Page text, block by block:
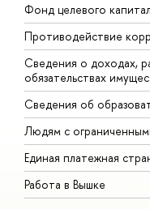
Фонд целевого
Противодействие
Сведения о доходах,
обязательствах
Сведения об
Людям с
Единая платежная
Работа в Вышке